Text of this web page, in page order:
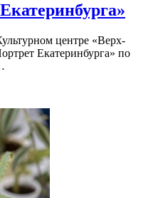
центре «Верх-
Екатеринбурга» по